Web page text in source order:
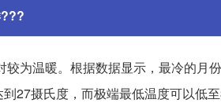
较为温暖。根据数据显示，最冷的月
27摄氏度，而极端最低温度可以低至